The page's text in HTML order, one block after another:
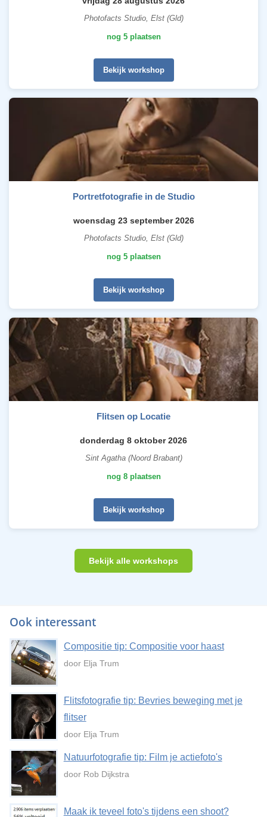
Photofacts Studio, Elst (Gld)
nog 5 plaatsen
Bekijk workshop
Portretfotografie in de Studio
woensdag 23 september 2026
Photofacts Studio, Elst (Gld)
nog 5 plaatsen
Bekijk workshop
Flitsen op Locatie
donderdag 8 oktober 2026
Sint Agatha (Noord Brabant)
nog 8 plaatsen
Bekijk workshop
Bekijk alle workshops
Ook interessant
Compositie tip: Compositie voor haast
door Elja Trum
Flitsfotografie tip: Bevries beweging met je
flitser
door Elja Trum
Natuurfotografie tip: Film je actiefoto's
door Rob Dijkstra
Maak ik teveel foto's tijdens een shoot?